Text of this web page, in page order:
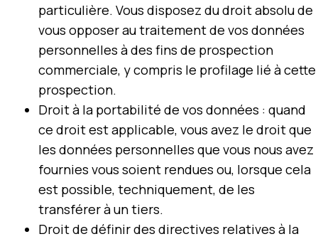
particulière. Vous disposez du droit absolu de
vous opposer au traitement de vos données
personnelles à des fins de prospection
commerciale, y compris le profilage lié à cette
prospection.
Droit à la portabilité de vos données : quand
ce droit est applicable, vous avez le droit que
les données personnelles que vous nous avez
fournies vous soient rendues ou, lorsque cela
est possible, techniquement, de les
transférer à un tiers.
Droit de définir des directives relatives à la